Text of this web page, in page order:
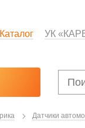
Каталог УК
Датчики